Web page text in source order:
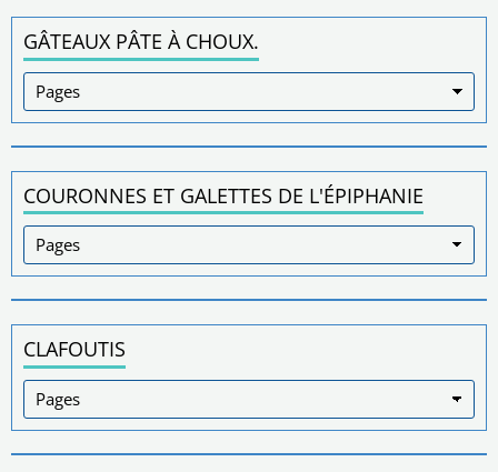
GÂTEAUX PÂTE À CHOUX.
COURONNES ET GALETTES DE L'ÉPIPHANIE
CLAFOUTIS